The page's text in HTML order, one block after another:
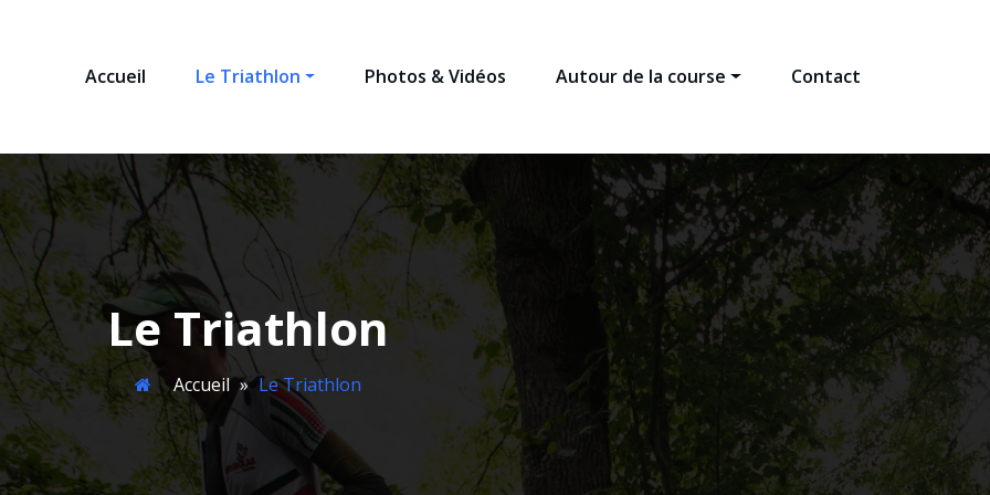
TRIATHLON
Accueil Le Triathlon Photos & Vidéos Autour de la course Contact
Le Triathlon
Accueil » Le Triathlon